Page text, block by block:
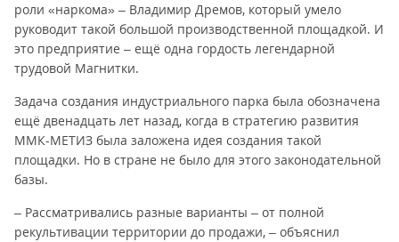
роли «наркома» – Владимир Дремов, который умело
руководит такой большой производственной площадкой. И
это предприятие – ещё одна гордость легендарной
трудовой Магнитки.
Задача создания индустриального парка была обозначена
ещё двенадцать лет назад, когда в стратегию развития
ММК-МЕТИЗ была заложена идея создания такой
площадки. Но в стране не было для этого законодательной
базы.
– Рассматривались разные варианты – от полной
рекультивации территории до продажи, – объяснил